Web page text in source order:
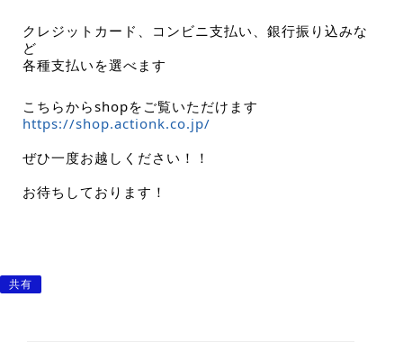
クレジットカード、コンビニ支払い、銀行振り込みな
ど
各種支払いを選べます
https://shop.actionk.co.jp/
ぜひ一度お越しください！！
お待ちしております！
共有